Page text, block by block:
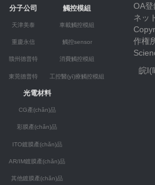
分子公司
天津美泰
重慶永信
贛州德普特
東莞德普特
觸控模組
車載觸控模組
觸控sensor
消費觸控模組
工控醫(yī)療觸控模組
光電材料
CG產(chǎn)品
彩膜產(chǎn)品
ITO鍍膜產(chǎn)品
AR/IM鍍膜產(chǎn)品
其他鍍膜產(chǎn)品
OA
ネッ
作権
皖